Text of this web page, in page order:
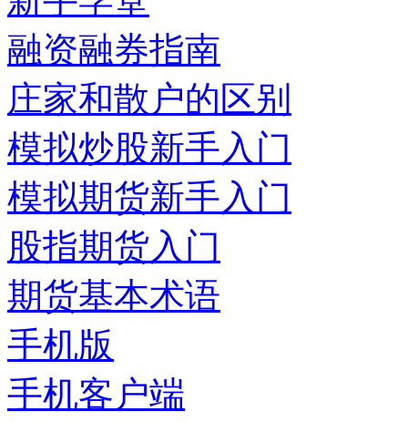
融资融券指南
庄家和散户的区别
模拟炒股新手入门
模拟期货新手入门
股指期货入门
期货基本术语
手机版
手机客户端